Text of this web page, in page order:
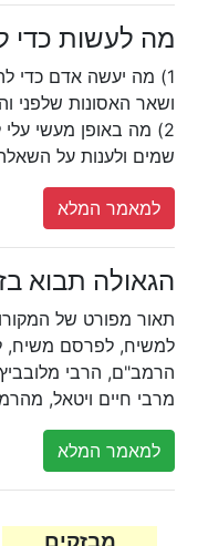
מה לעשות כדי
1) מה יעשה אדם כדי
ושאר האסונות שלפני
2) מה באופן מעשי
שמים ולענות על
למאמר המלא
הגאולה תבוא
תאור מפורט של
למשיח, לפרסם משיח,
הרמב"ם, הרבי
מרבי חיים ויטאל,
למאמר המלא
מבזקים